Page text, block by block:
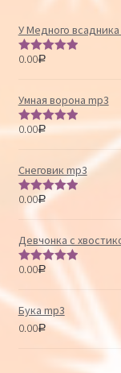
У Медного
Оценка
0.00Р
Умная ворона mp3
Оценка
0.00Р
Снеговик mp3
Оценка
0.00Р
Девчонка с
Оценка
0.00Р
Бука mp3
0.00Р